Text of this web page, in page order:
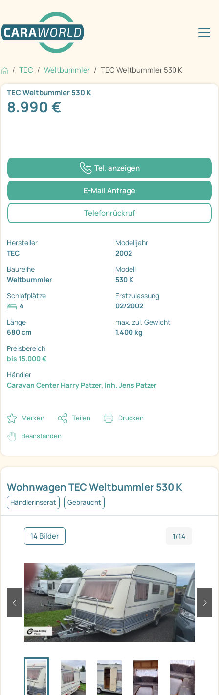
TEC Weltbummler TEC Weltbummler 530 K
Wohnwagen TEC Weltbummler 530 K
Händlerinserat Gebraucht
14 Bilder 1/14
zurück
TEC Weltbummler 530 K
8.990 €
Tel. anzeigen
E-Mail Anfrage
Telefonrückruf
Hersteller
TEC
Modelljahr
2002
Baureihe
Weltbummler
Modell
530 K
Schlafplätze
4
Erstzulassung
02/2002
Länge
680 cm
max. zul. Gewicht
1.400 kg
Preisbereich
bis 15.000 €
Händler
Caravan Center Harry Patzer, Inh. Jens Patzer
Merken Teilen Drucken
Beanstanden